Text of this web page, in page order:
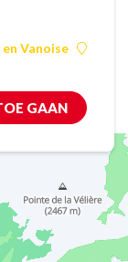
en Vanoise
GAAN